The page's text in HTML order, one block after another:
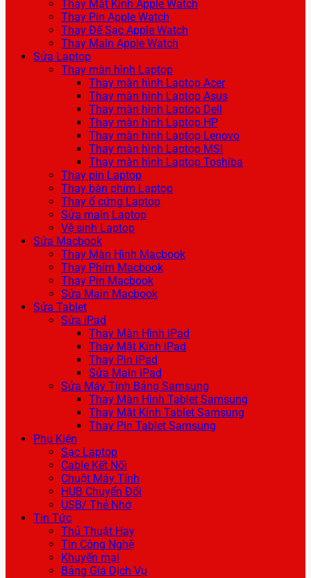
Thay Mặt Kính Apple Watch
Thay Pin Apple Watch
Thay Đế Sạc Apple Watch
Thay Main Apple Watch
Sửa Laptop
Thay màn hình Laptop
Thay màn hình Laptop Acer
Thay màn hình Laptop Asus
Thay màn hình Laptop Dell
Thay màn hình Laptop HP
Thay màn hình Laptop Lenovo
Thay màn hình Laptop MSI
Thay màn hình Laptop Toshiba
Thay pin Laptop
Thay bàn phím Laptop
Thay ổ cứng Laptop
Sửa main Laptop
Vệ sinh Laptop
Sửa Macbook
Thay Màn Hình Macbook
Thay Phím Macbook
Thay Pin Macbook
Sửa Main Macbook
Sửa Tablet
Sửa iPad
Thay Màn Hình iPad
Thay Mặt Kính iPad
Thay Pin iPad
Sửa Main iPad
Sửa Máy Tính Bảng Samsung
Thay Màn Hình Tablet Samsung
Thay Mặt Kính Tablet Samsung
Thay Pin Tablet Samsung
Phụ Kiện
Sạc Laptop
Cable Kết Nối
Chuột Máy Tính
HUB Chuyển Đổi
USB/ Thẻ Nhớ
Tin Tức
Thủ Thuật Hay
Tin Công Nghệ
Khuyến mại
Bảng Giá Dịch Vụ